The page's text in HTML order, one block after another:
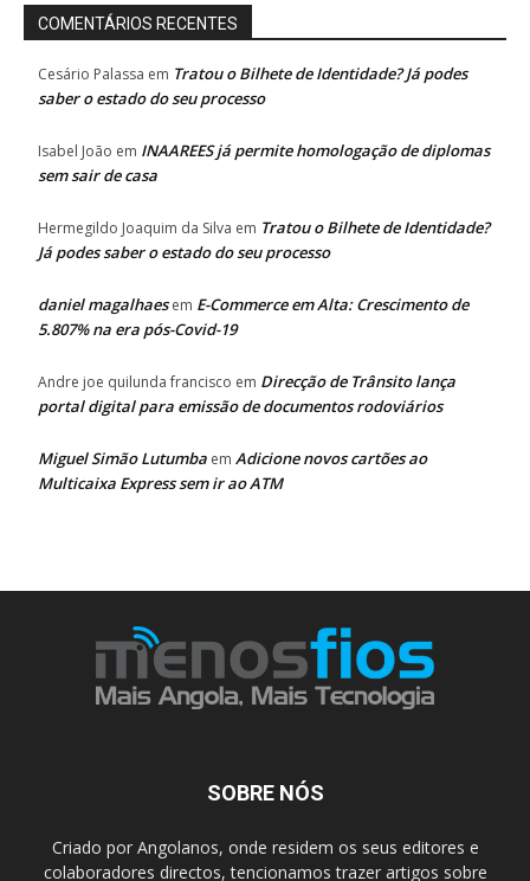
COMENTÁRIOS RECENTES
Cesário Palassa em Tratou o Bilhete de Identidade? Já podes
saber o estado do seu processo
Isabel João em INAAREES já permite homologação de diplomas
sem sair de casa
Hermegildo Joaquim da Silva em Tratou o Bilhete de Identidade?
Já podes saber o estado do seu processo
daniel magalhaesem E-Commerce em Alta: Crescimento de
5.807% na era pós-Covid-19
Andre joe quilunda francisco em Direcção de Trânsito lança
portal digital para emissão de documentos rodoviários
Miguel Simão Lutumba em Adicione novos cartões ao
Multicaixa Express sem ir ao ATM
SOBRE NÓS
Criado por Angolanos, onde residem os seus editores e
colaboradores directos, tencionamos trazer artigos sobre